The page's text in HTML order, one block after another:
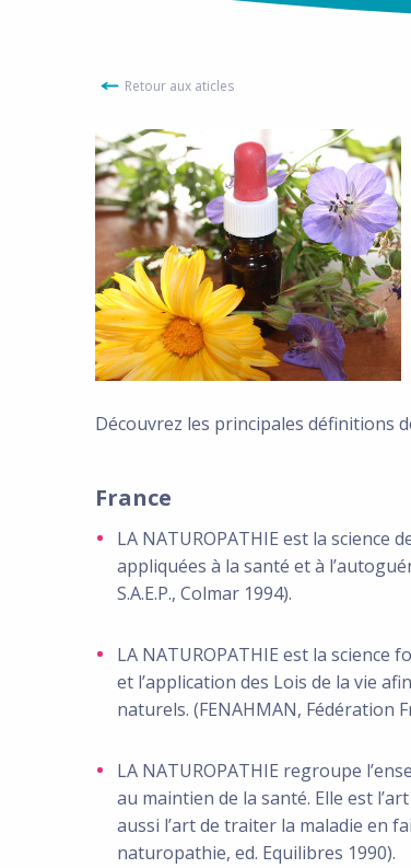
Retour aux aticles
Découvrez les principales définitions
France
LA NATUROPATHIE est la science
appliquées à la santé et à
S.A.E.P., Colmar 1994).
LA NATUROPATHIE est la science
et l’application des Lois de la vie
naturels. (FENAHMAN, Fédération
LA NATUROPATHIE regroupe
au maintien de la santé. Elle est
aussi l’art de traiter la maladie en
naturopathie, ed. Equilibres 1990).